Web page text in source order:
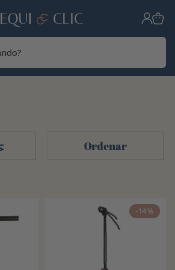
Hogar
Filtros Ordenar
-14%